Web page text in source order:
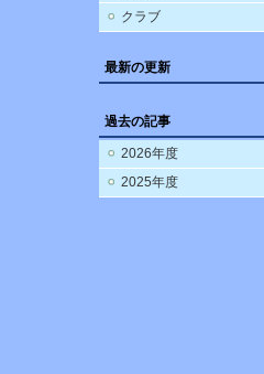
クラブ
最新の更新
過去の記事
2026年度
2025年度